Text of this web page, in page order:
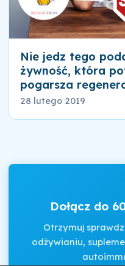
Nie jedz tego
żywność, która
pogarsza
28 lutego 2019
Dołącz do
Otrzymuj
odżywianiu,